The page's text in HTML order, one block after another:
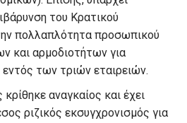
του Κρατικού
πολλαπλότητα προσωπικού
και αρμοδιοτήτων για
εντός των τριών εταιρειών.
αναγκαίος και έχει
ριζικός εκσυγχρονισμός για